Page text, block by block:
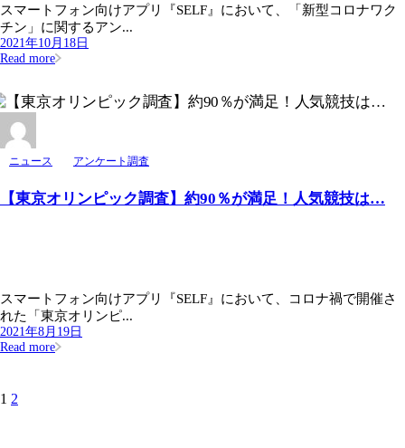
スマートフォン向けアプリ『SELF』において、「新型コロナワク
チン」に関するアン...
2021年10月18日
Read more
ニュース アンケート調査
【東京オリンピック調査】約90％が満足！人気競技は…
スマートフォン向けアプリ『SELF』において、コロナ禍で開催さ
れた「東京オリンピ...
2021年8月19日
Read more
1 2